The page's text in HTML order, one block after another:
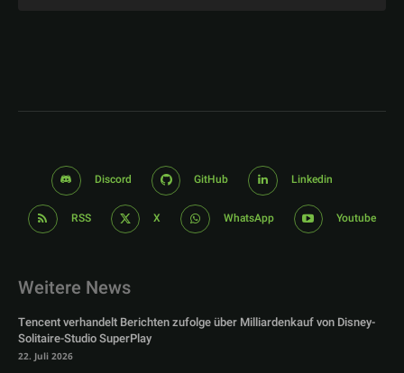
Discord GitHub Linkedin
RSS X WhatsApp Youtube
Weitere News
Tencent verhandelt Berichten zufolge über Milliardenkauf von Disney-
Solitaire-Studio SuperPlay
22. Juli 2026